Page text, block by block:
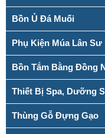
Bồn Ủ Đá Muối
Phụ Kiện Múa Lân Sư
Bồn Tắm Bằng Đồng
Thiết Bị Spa, Dưỡng
Thùng Gỗ Đựng Gạo